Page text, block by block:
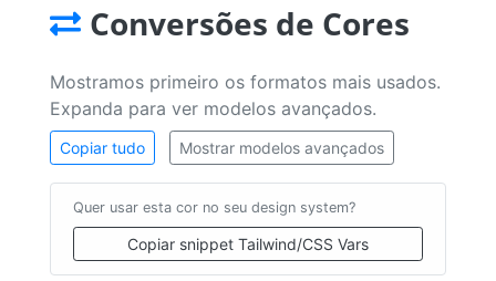
Conversões de Cores
Mostramos primeiro os formatos mais usados.
Expanda para ver modelos avançados.
Copiar tudo Mostrar modelos avançados
Quer usar esta cor no seu design system?
Copiar snippet Tailwind/CSS Vars